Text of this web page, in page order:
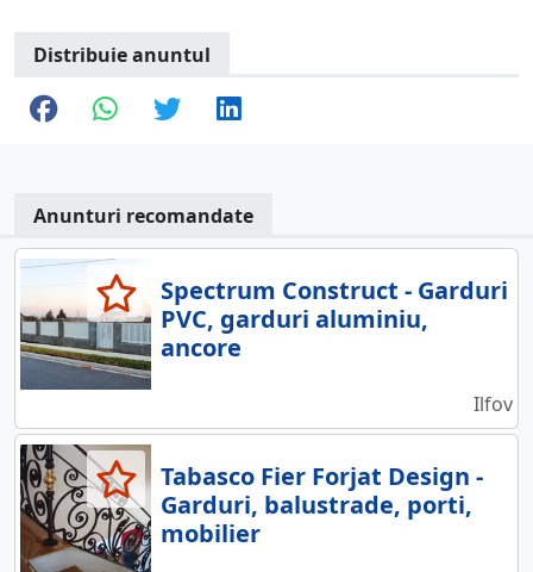
Distribuie anuntul
Anunturi recomandate
Spectrum Construct - Garduri
PVC, garduri aluminiu,
ancore
Ilfov
Tabasco Fier Forjat Design -
Garduri, balustrade, porti,
mobilier